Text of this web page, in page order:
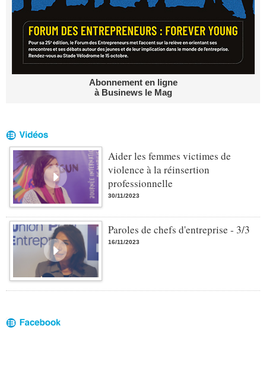
Abonnement en ligne
à Businews le Mag
Aider les femmes victimes de
violence à la réinsertion
professionnelle
30/11/2023
Paroles de chefs d'entreprise - 3/3
16/11/2023